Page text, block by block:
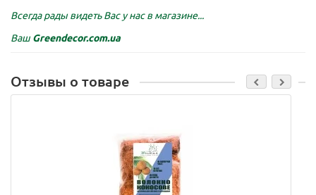
Всегда рады видеть Вас у нас в магазине...
Ваш Greendecor.com.ua
Отзывы о товаре